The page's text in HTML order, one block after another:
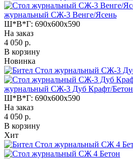
журнальный СЖ-3 Венге/Ясень
Ш*В*Г: 690x600x590
На заказ
4 050 р.
В корзину
Новинка
журнальный СЖ-3 Дуб Крафт/Бетон
Ш*В*Г: 690x600x590
На заказ
4 050 р.
В корзину
Хит